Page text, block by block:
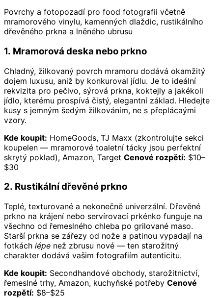
Povrchy a fotopozadí pro food fotografii včetně
mramorového vinylu, kamenných dlaždic, rustikálního
dřevěného prkna a lněného ubrusu
1. Mramorová deska nebo prkno
Chladný, žilkovaný povrch mramoru dodává okamžitý
dojem luxusu, aniž by konkuroval jídlu. Je to ideální
rekvizita pro pečivo, sýrová prkna, koktejly a jakékoli
jídlo, kterému prospívá čistý, elegantní základ. Hledejte
kusy s jemným šedým žilkováním, ne s přeplácaými
vzory.
Kde koupit: HomeGoods, TJ Maxx (zkontrolujte sekci
koupelen — mramorové toaletní tácky jsou perfektní
skrytý poklad), Amazon, Target Cenové rozpětí: $10–
$30
2. Rustikální dřevěné prkno
Teplé, texturované a nekonečně univerzální. Dřevěné
prkno na krájení nebo servírovací prkénko funguje na
všechno od řemeslného chleba po grilované maso.
Starší prkna se zářezy od nože a patinou vypadají na
fotkách lépe než zbrusu nové — ten starožitný
charakter dodává vašim fotografiím autenticitu.
Kde koupit: Secondhandové obchody, starožitnictví,
řemeslné trhy, Amazon, kuchyňské potřeby Cenové
rozpětí: $8–$25